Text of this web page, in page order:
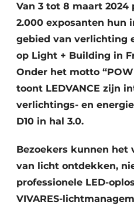
Ventilatie
Warmtepompen
Van 3 tot 8 maart 2024
2.000 exposanten hun
gebied van verlichting
op Light + Building in
Onder het motto
toont LEDVANCE zijn
verlichtings- en
D10 in hal 3.0.
Bezoekers kunnen het
van licht ontdekken,
professionele LED-
VIVARES-